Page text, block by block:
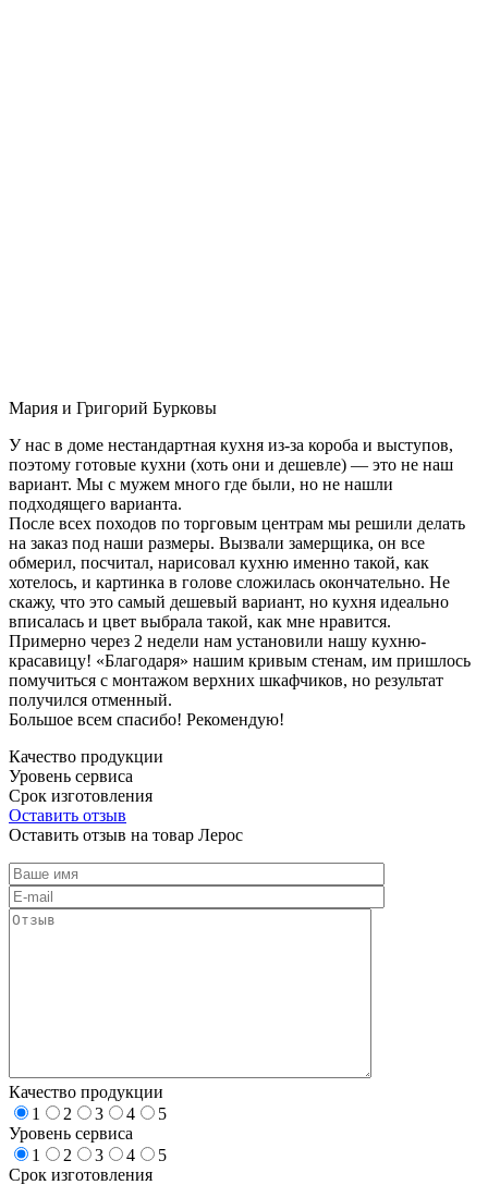
Мария и Григорий Бурковы
У нас в доме нестандартная кухня из-за короба и выступов,
поэтому готовые кухни (хоть они и дешевле) — это не наш
вариант. Мы с мужем много где были, но не нашли
подходящего варианта.
После всех походов по торговым центрам мы решили делать
на заказ под наши размеры. Вызвали замерщика, он все
обмерил, посчитал, нарисовал кухню именно такой, как
хотелось, и картинка в голове сложилась окончательно. Не
скажу, что это самый дешевый вариант, но кухня идеально
вписалась и цвет выбрала такой, как мне нравится.
Примерно через 2 недели нам установили нашу кухню-
красавицу! «Благодаря» нашим кривым стенам, им пришлось
помучиться с монтажом верхних шкафчиков, но результат
получился отменный.
Большое всем спасибо! Рекомендую!
Качество продукции
Уровень сервиса
Срок изготовления
Оставить отзыв
Оставить отзыв на товар Лерос
Качество продукции
1
2 3 4
5
Уровень сервиса
1
2 3 4
5
Срок изготовления